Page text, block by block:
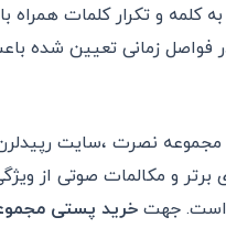
کلمه و تکرار کلمات
فواصل زمانی تعیین شده
مجموعه نصرت ،سایت
و مکالمات صوتی از
است. جهتخرید پستی